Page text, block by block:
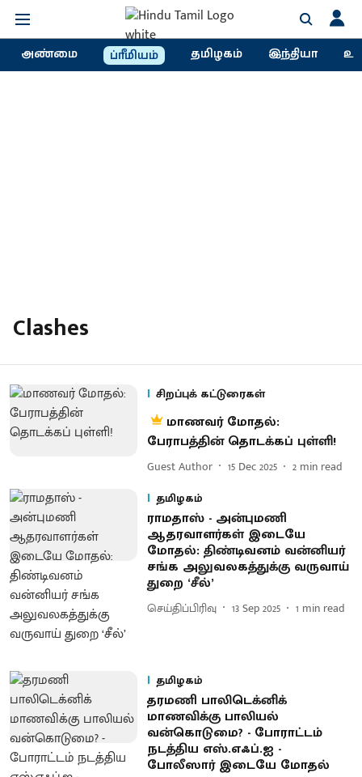
அண்மை ப்ரீமியம் தமிழகம் இந்தியா
Clashes
சிறப்புக் கட்டுரைகள்
மாணவர் மோதல்:
பேராபத்தின் தொடக்கப் புள்ளி!
Guest Author 15 Dec 2025 2 min read
தமிழகம்
ராமதாஸ் - அன்புமணி
ஆதரவாளர்கள் இடையே
மோதல்: திண்டிவனம் வன்னியர்
சங்க அலுவலகத்துக்கு வருவாய்
துறை ‘சீல்’
செய்திப்பிரிவு 13 Sep 2025 1 min read
தமிழகம்
தரமணி பாலிடெக்னிக்
மாணவிக்கு பாலியல்
வன்கொடுமை? - போராட்டம்
நடத்திய எஸ்.எஃப்.ஐ -
போலீஸார் இடையே மோதல்